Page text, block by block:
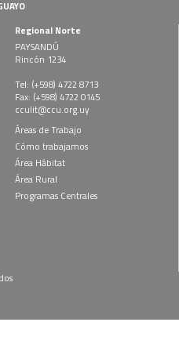
Regional Norte
PAYSANDÚ
Rincón 1234
Tel: (+598) 4722 8713
Fax: (+598) 4722 0145
cculit@ccu.org.uy
Áreas de Trabajo
Cómo trabajamos
Área Hábitat
Área Rural
Programas Centrales